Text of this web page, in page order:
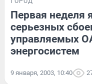
Первая неделя
серьезных
управляемых
энергосистем
9 января, 2003, 10:40